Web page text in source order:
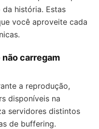
história. Estas
você aproveite cada
carregam
a reprodução,
disponíveis na
servidores distintos
de buffering.